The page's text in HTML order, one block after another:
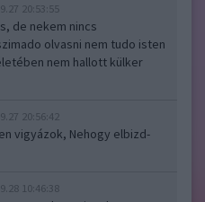
20:53:55
de nekem nincs
olvasni nem tudo isten
nem hallott külker
20:56:42
vigyázok, Nehogy elbizd-
10:46:38